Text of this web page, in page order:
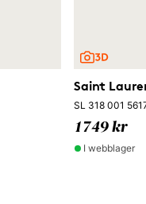
Saint
SL 318 001
1749 kr
I webblager